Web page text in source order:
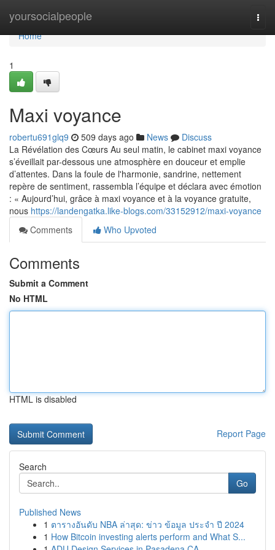
yoursocialpeople
Home
Home
1
Maxi voyance
robertu691glq9 509 days ago News
Discuss
La Révélation des Cœurs Au seul matin, le cabinet maxi voyance
s’éveillait par-dessous une atmosphère en douceur et emplie
d’attentes. Dans la foule de l'harmonie, sandrine, nettement
repère de sentiment, rassembla l’équipe et déclara avec émotion
: « Aujourd’hui, grâce à maxi voyance et à la voyance gratuite,
nous https://landengatka.like-blogs.com/33152912/maxi-voyance
Comments
Who Upvoted
Comments
Submit a Comment
No HTML
HTML is disabled
Report Page
Search
Go
Published News
1 ตารางอันดับ NBA ล่าสุด: ข่าว ข้อมูล ประจำ ปี 2024
1 How Bitcoin investing alerts perform and What S...